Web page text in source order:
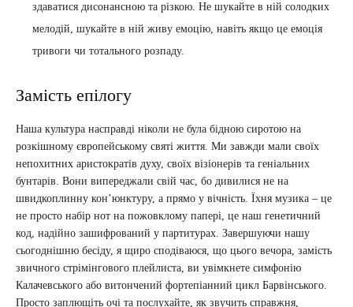
здаватися дисонансною та різкою. Не шукайте в ній солодких
мелодій, шукайте в ній живу емоцію, навіть якщо це емоція
тривоги чи тотального розпаду.
Замість епілогу
Наша культура насправді ніколи не була бідною сиротою на
розкішному європейському святі життя. Ми завжди мали своїх
непохитних аристократів духу, своїх візіонерів та геніальних
бунтарів. Вони випереджали свій час, бо дивилися не на
швидкоплинну кон’юнктуру, а прямо у вічність. Їхня музика – це
не просто набір нот на пожовклому папері, це наш генетичний
код, надійно зашифрований у партитурах. Завершуючи нашу
сьогоднішню бесіду, я щиро сподіваюся, що цього вечора, замість
звичного стрімінгового плейлиста, ви увімкнете симфонію
Калачевського або витончений фортепіанний цикл Барвінського.
Просто заплющіть очі та послухайте, як звучить справжня,